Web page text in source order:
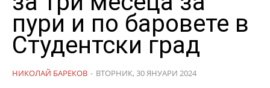
пури и по баровете в
Студентски град
НИКОЛАЙ БАРЕКОВ - ВТОРНИК, 30 ЯНУАРИ 2024